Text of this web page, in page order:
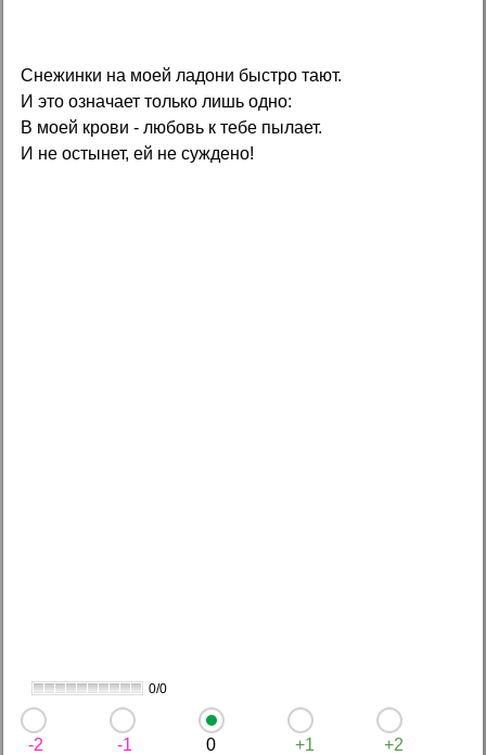
Снежинки на моей ладони быстро тают.
И это означает только лишь одно:
В моей крови - любовь к тебе пылает.
И не остынет, ей не суждено!
0/0
-2 -1 0 +1 +2